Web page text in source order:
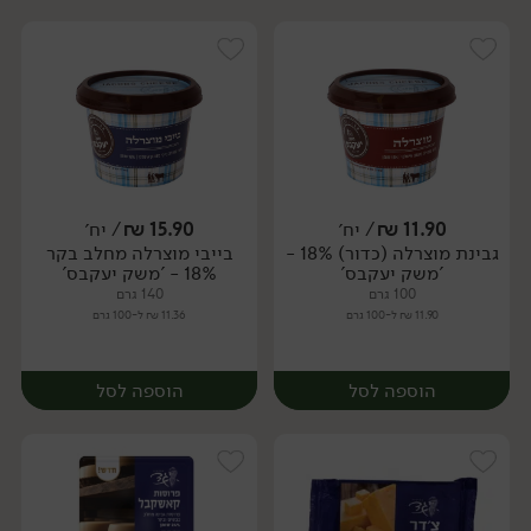
יח׳ יח׳
11.90
₪/ יח׳
גבינת מוצרלה (כדור) 18% -
'משק יעקבס'
100 גרם
11.90 ₪ ל-100 גרם
הוספה לסל
15.90
₪/ יח׳
בייבי מוצרלה מחלב בקר
18% - 'משק יעקבס'
140 גרם
11.36 ₪ ל-100 גרם
הוספה לסל